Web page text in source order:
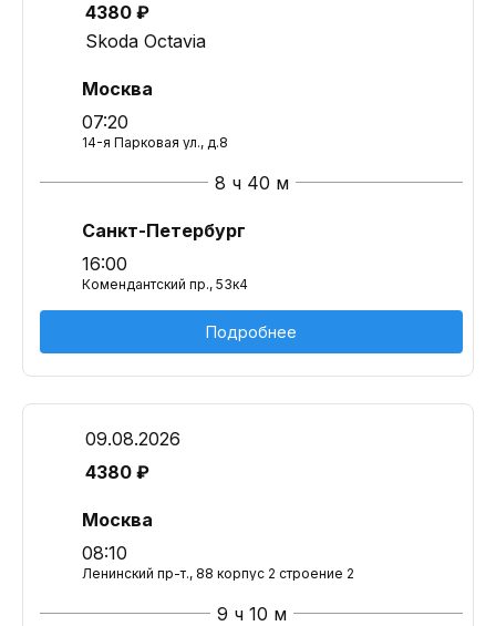
4380 ₽
Skoda Octavia
Москва
07:20
14-я Парковая ул., д.8
8 ч 40 м
Санкт-Петербург
16:00
Комендантский пр., 53к4
Подробнее
09.08.2026
4380 ₽
Москва
08:10
Ленинский пр-т., 88 корпус 2 строение 2
9 ч 10 м